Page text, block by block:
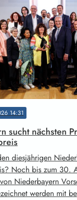
14:31
sucht nächsten
diesjährigen
Noch bis zum 30.
Niederbayern
werden mit